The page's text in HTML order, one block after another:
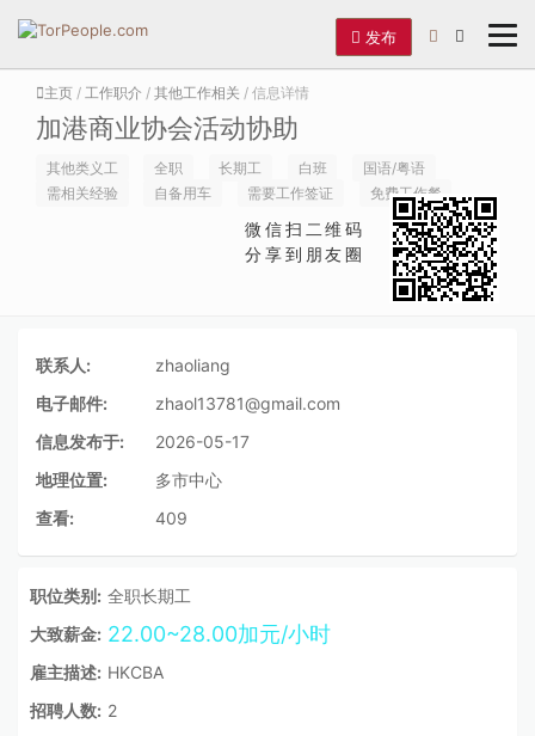
发布
主页 / 工作职介 / 其他工作相关 / 信息详情
加港商业协会活动协助
其他类义工 全职 长期工 白班
国语/粤语
需相关经验
自备用车 需要工作签证 免费工作餐
微信扫二维码
分享到朋友圈
联系人:
zhaoliang
电子邮件:
zhaol13781@gmail.com
信息发布于:
2026-05-17
地理位置:
多市中心
查看:
409
职位类别: 全职长期工
大致薪金: 22.00~28.00加元/小时
雇主描述: HKCBA
招聘人数: 2